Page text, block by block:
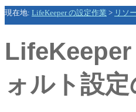
現在地: LifeKeeper の設定作業 > リソ
ォルト設